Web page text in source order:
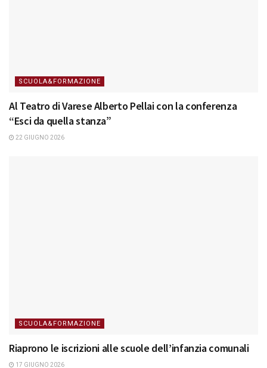
SCUOLA&FORMAZIONE
Al Teatro di Varese Alberto Pellai con la conferenza
“Esci da quella stanza”
22 GIUGNO 2026
SCUOLA&FORMAZIONE
Riaprono le iscrizioni alle scuole dell’infanzia comunali
17 GIUGNO 2026